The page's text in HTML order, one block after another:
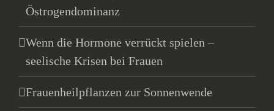
Östrogendominanz
Wenn die Hormone verrückt spielen –
seelische Krisen bei Frauen
Frauenheilpflanzen zur Sonnenwende